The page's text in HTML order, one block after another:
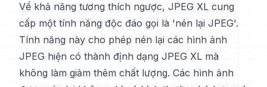
Về khả năng tương thích ngược, JPEG XL cung
cấp một tính năng độc đáo gọi là 'nén lại JPEG'.
Tính năng này cho phép nén lại các hình ảnh
JPEG hiện có thành định dạng JPEG XL mà
không làm giảm thêm chất lượng. Các hình ảnh